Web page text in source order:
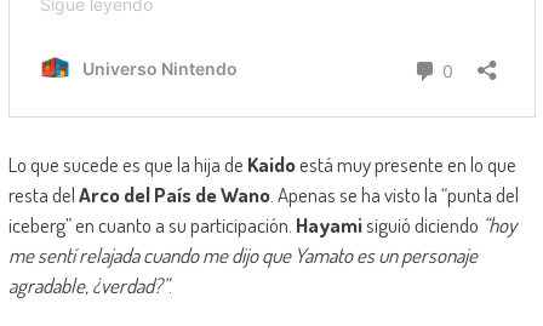
Lo que sucede es que la hija de Kaidoestá muy presente en lo que
resta delArco del País de Wano. Apenas se ha visto la “punta del
iceberg” en cuanto a su participación. Hayamisiguió diciendo “hoy
me sentí relajada cuando me dijo que Yamato es un personaje
agradable, ¿verdad?”.